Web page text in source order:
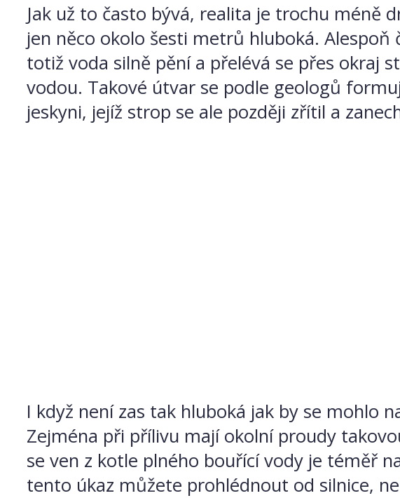
Jak už to často bývá, realita je trochu méně
jen něco okolo šesti metrů hluboká.
totiž voda silně pění a přelévá se přes okraj
vodou. Takové útvar se podle geologů
jeskyni, jejíž strop se ale později zřítil a
I když není zas tak hluboká jak by se mohlo
Zejména při přílivu mají okolní proudy
se ven z kotle plného bouřící vody je téměř
tento úkaz můžete prohlédnout od silnice,